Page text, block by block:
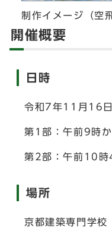
制作イメージ（空
開催概要
日時
令和7年11月16日
第1部：午前9時
第2部：午前10
場所
京都建築専門学